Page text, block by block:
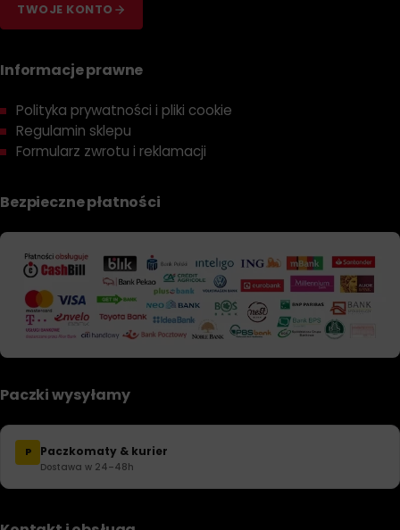
TWOJE KONTO
Informacje prawne
Polityka prywatności i pliki cookie
Regulamin sklepu
Formularz zwrotu i reklamacji
Bezpieczne płatności
Paczki wysyłamy
P Paczkomaty & kurier
Dostawa w 24–48h